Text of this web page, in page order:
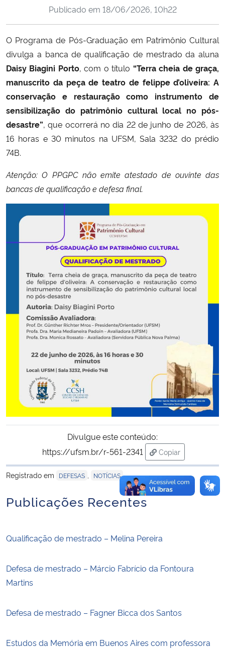
Ministério da Cidadania
Ministério de Minas e Energia
Ministério da Ciência, Tecnologia, Inovações e Comunicações
Ministério do Meio Ambiente
Ministério do Turismo
Controladoria-Geral da União
Ministério da Mulher, da Família e dos Direitos Humanos
Secretaria-Geral
Secretaria de Governo
Gabinete de Segurança Institucional
Advocacia-Geral da União
Banco Central do Brasil
Publicado em 18/06/2026, 10h22
O Programa de Pós-Graduação em Patrimônio Cultural
divulga a banca de qualificação de mestrado da aluna
Daisy Biagini Porto, com o título “Terra cheia de graça,
manuscrito da peça de teatro de felippe d’oliveira: A
conservação e restauração como instrumento de
sensibilização do patrimônio cultural local no pós-
desastre”, que ocorrerá no dia 22 de junho de 2026, às
16 horas e 30 minutos na UFSM, Sala 3232 do prédio
74B.
Atenção: O PPGPC não emite atestado de ouvinte das
bancas de qualificação e defesa final.
Divulgue este conteúdo:
https://ufsm.br/r-561-2341
Copiar
para área de
Registrado em
DEFESAS NOTÍCIAS
Publicações Recentes
Qualificação de mestrado – Melina Pereira
Defesa de mestrado – Márcio Fabrício da Fontoura
Martins
Defesa de mestrado – Fagner Bicca dos Santos
Estudos da Memória em Buenos Aires com professora